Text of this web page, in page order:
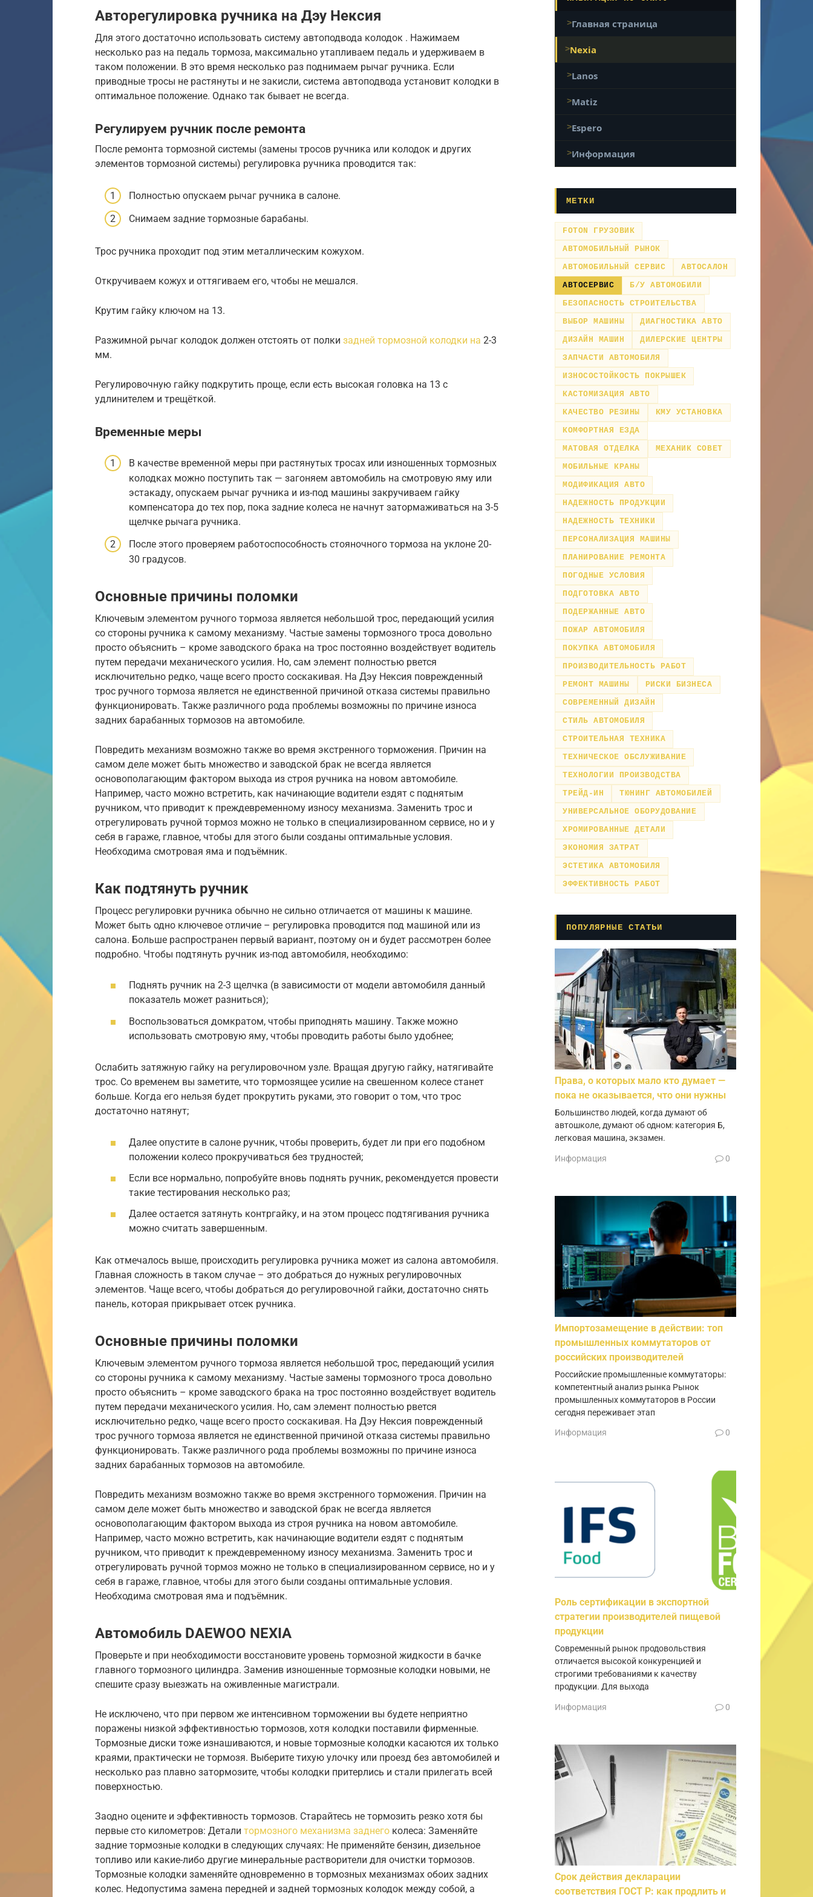
Авторегулировка ручника на Дэу Нексия
Для этого достаточно использовать систему автоподвода колодок . Нажимаем
несколько раз на педаль тормоза, максимально утапливаем педаль и удерживаем в
таком положении. В это время несколько раз поднимаем рычаг ручника. Если
приводные тросы не растянуты и не закисли, система автоподвода установит колодки в
оптимальное положение. Однако так бывает не всегда.
Регулируем ручник после ремонта
После ремонта тормозной системы (замены тросов ручника или колодок и других
элементов тормозной системы) регулировка ручника проводится так:
Полностью опускаем рычаг ручника в салоне.
Снимаем задние тормозные барабаны.
Трос ручника проходит под этим металлическим кожухом.
Откручиваем кожух и оттягиваем его, чтобы не мешался.
Крутим гайку ключом на 13.
Разжимной рычаг колодок должен отстоять от полки задней тормозной колодки на 2-3
мм.
Регулировочную гайку подкрутить проще, если есть высокая головка на 13 с
удлинителем и трещёткой.
Временные меры
В качестве временной меры при растянутых тросах или изношенных тормозных
колодках можно поступить так — загоняем автомобиль на смотровую яму или
эстакаду, опускаем рычаг ручника и из-под машины закручиваем гайку
компенсатора до тех пор, пока задние колеса не начнут затормаживаться на 3-5
щелчке рычага ручника.
После этого проверяем работоспособность стояночного тормоза на уклоне 20-
30 градусов.
Основные причины поломки
Ключевым элементом ручного тормоза является небольшой трос, передающий усилия
со стороны ручника к самому механизму. Частые замены тормозного троса довольно
просто объяснить – кроме заводского брака на трос постоянно воздействует водитель
путем передачи механического усилия. Но, сам элемент полностью рвется
исключительно редко, чаще всего просто соскакивая. На Дэу Нексия поврежденный
трос ручного тормоза является не единственной причиной отказа системы правильно
функционировать. Также различного рода проблемы возможны по причине износа
задних барабанных тормозов на автомобиле.
Повредить механизм возможно также во время экстренного торможения. Причин на
самом деле может быть множество и заводской брак не всегда является
основополагающим фактором выхода из строя ручника на новом автомобиле.
Например, часто можно встретить, как начинающие водители ездят с поднятым
ручником, что приводит к преждевременному износу механизма. Заменить трос и
отрегулировать ручной тормоз можно не только в специализированном сервисе, но и у
себя в гараже, главное, чтобы для этого были созданы оптимальные условия.
Необходима смотровая яма и подъёмник.
Как подтянуть ручник
Процесс регулировки ручника обычно не сильно отличается от машины к машине.
Может быть одно ключевое отличие – регулировка проводится под машиной или из
салона. Больше распространен первый вариант, поэтому он и будет рассмотрен более
подробно. Чтобы подтянуть ручник из-под автомобиля, необходимо:
Поднять ручник на 2-3 щелчка (в зависимости от модели автомобиля данный
показатель может разниться);
Воспользоваться домкратом, чтобы приподнять машину. Также можно
использовать смотровую яму, чтобы проводить работы было удобнее;
Ослабить затяжную гайку на регулировочном узле. Вращая другую гайку, натягивайте
трос. Со временем вы заметите, что тормозящее усилие на свешенном колесе станет
больше. Когда его нельзя будет прокрутить руками, это говорит о том, что трос
достаточно натянут;
Далее опустите в салоне ручник, чтобы проверить, будет ли при его подобном
положении колесо прокручиваться без трудностей;
Если все нормально, попробуйте вновь поднять ручник, рекомендуется провести
такие тестирования несколько раз;
Далее остается затянуть контргайку, и на этом процесс подтягивания ручника
можно считать завершенным.
Как отмечалось выше, происходить регулировка ручника может из салона автомобиля.
Главная сложность в таком случае – это добраться до нужных регулировочных
элементов. Чаще всего, чтобы добраться до регулировочной гайки, достаточно снять
панель, которая прикрывает отсек ручника.
Основные причины поломки
Ключевым элементом ручного тормоза является небольшой трос, передающий усилия
со стороны ручника к самому механизму. Частые замены тормозного троса довольно
просто объяснить – кроме заводского брака на трос постоянно воздействует водитель
путем передачи механического усилия. Но, сам элемент полностью рвется
исключительно редко, чаще всего просто соскакивая. На Дэу Нексия поврежденный
трос ручного тормоза является не единственной причиной отказа системы правильно
функционировать. Также различного рода проблемы возможны по причине износа
задних барабанных тормозов на автомобиле.
Повредить механизм возможно также во время экстренного торможения. Причин на
самом деле может быть множество и заводской брак не всегда является
основополагающим фактором выхода из строя ручника на новом автомобиле.
Например, часто можно встретить, как начинающие водители ездят с поднятым
ручником, что приводит к преждевременному износу механизма. Заменить трос и
отрегулировать ручной тормоз можно не только в специализированном сервисе, но и у
себя в гараже, главное, чтобы для этого были созданы оптимальные условия.
Необходима смотровая яма и подъёмник.
Автомобиль DAEWOO NEXIA
Проверьте и при необходимости восстановите уровень тормозной жидкости в бачке
главного тормозного цилиндра. Заменив изношенные тормозные колодки новыми, не
спешите сразу выезжать на оживленные магистрали.
Не исключено, что при первом же интенсивном торможении вы будете неприятно
поражены низкой эффективностью тормозов, хотя колодки поставили фирменные.
Тормозные диски тоже изнашиваются, и новые тормозные колодки касаются их только
краями, практически не тормозя. Выберите тихую улочку или проезд без автомобилей и
несколько раз плавно затормозите, чтобы колодки притерлись и стали прилегать всей
поверхностью.
Заодно оцените и эффективность тормозов. Старайтесь не тормозить резко хотя бы
первые сто километров: Детали тормозного механизма заднего колеса: Заменяйте
задние тормозные колодки в следующих случаях: Не применяйте бензин, дизельное
топливо или какие-либо другие минеральные растворители для очистки тормозов.
Тормозные колодки заменяйте одновременно в тормозных механизмах обоих задних
колес. Недопустима замена передней и задней тормозных колодок между собой, а
Главная страница
Nexia
Lanos
Matiz
Espero
Информация
МЕТКИ
FOTON ГРУЗОВИК
АВТОМОБИЛЬНЫЙ РЫНОК
АВТОМОБИЛЬНЫЙ СЕРВИС
АВТОСАЛОН
АВТОСЕРВИС
Б/У АВТОМОБИЛИ
БЕЗОПАСНОСТЬ СТРОИТЕЛЬСТВА
ВЫБОР МАШИНЫ
ДИАГНОСТИКА АВТО
ДИЗАЙН МАШИН
ДИЛЕРСКИЕ ЦЕНТРЫ
ЗАПЧАСТИ АВТОМОБИЛЯ
ИЗНОСОСТОЙКОСТЬ ПОКРЫШЕК
КАСТОМИЗАЦИЯ АВТО
КАЧЕСТВО РЕЗИНЫ
КМУ УСТАНОВКА
КОМФОРТНАЯ ЕЗДА
МАТОВАЯ ОТДЕЛКА
МЕХАНИК СОВЕТ
МОБИЛЬНЫЕ КРАНЫ
МОДИФИКАЦИЯ АВТО
НАДЕЖНОСТЬ ПРОДУКЦИИ
НАДЕЖНОСТЬ ТЕХНИКИ
ПЕРСОНАЛИЗАЦИЯ МАШИНЫ
ПЛАНИРОВАНИЕ РЕМОНТА
ПОГОДНЫЕ УСЛОВИЯ
ПОДГОТОВКА АВТО
ПОДЕРЖАННЫЕ АВТО
ПОЖАР АВТОМОБИЛЯ
ПОКУПКА АВТОМОБИЛЯ
ПРОИЗВОДИТЕЛЬНОСТЬ РАБОТ
РЕМОНТ МАШИНЫ
РИСКИ БИЗНЕСА
СОВРЕМЕННЫЙ ДИЗАЙН
СТИЛЬ АВТОМОБИЛЯ
СТРОИТЕЛЬНАЯ ТЕХНИКА
ТЕХНИЧЕСКОЕ ОБСЛУЖИВАНИЕ
ТЕХНОЛОГИИ ПРОИЗВОДСТВА
ТРЕЙД-ИН
ТЮНИНГ АВТОМОБИЛЕЙ
УНИВЕРСАЛЬНОЕ ОБОРУДОВАНИЕ
ХРОМИРОВАННЫЕ ДЕТАЛИ
ЭКОНОМИЯ ЗАТРАТ
ЭСТЕТИКА АВТОМОБИЛЯ
ЭФФЕКТИВНОСТЬ РАБОТ
ПОПУЛЯРНЫЕ СТАТЬИ
Права, о которых мало кто думает —
пока не оказывается, что они нужны
Большинство людей, когда думают об
автошколе, думают об одном: категория Б,
легковая машина, экзамен.
Информация 0
Импортозамещение в действии: топ
промышленных коммутаторов от
российских производителей
Российские промышленные коммутаторы:
компетентный анализ рынка Рынок
промышленных коммутаторов в России
сегодня переживает этап
Информация 0
Роль сертификации в экспортной
стратегии производителей пищевой
продукции
Современный рынок продовольствия
отличается высокой конкуренцией и
строгими требованиями к качеству
продукции. Для выхода
Информация 0
Срок действия декларации
соответствия ГОСТ Р: как продлить и